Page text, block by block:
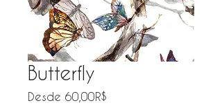
Butterfly
Desde 60,00R$